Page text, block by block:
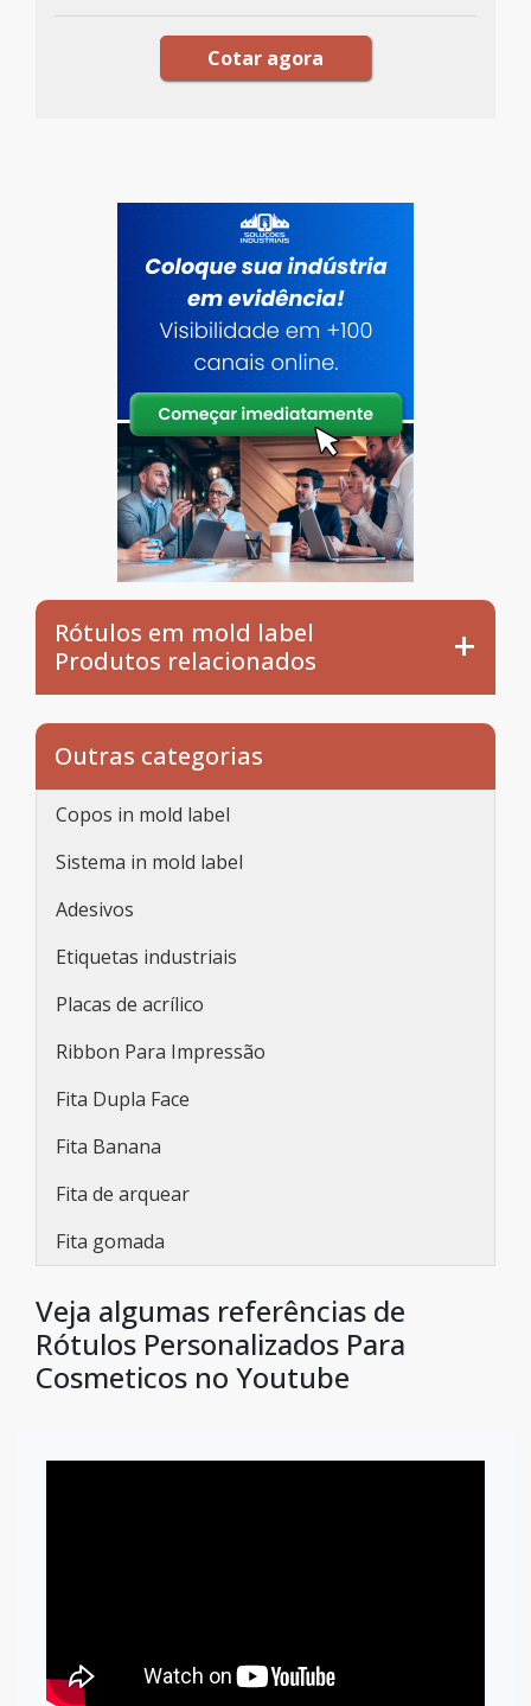
Cotar agora
Rótulos em mold label
Produtos relacionados
Outras categorias
Copos in mold label
Sistema in mold label
Adesivos
Etiquetas industriais
Placas de acrílico
Ribbon Para Impressão
Fita Dupla Face
Fita Banana
Fita de arquear
Fita gomada
Veja algumas referências de
Rótulos Personalizados Para
Cosmeticos no Youtube